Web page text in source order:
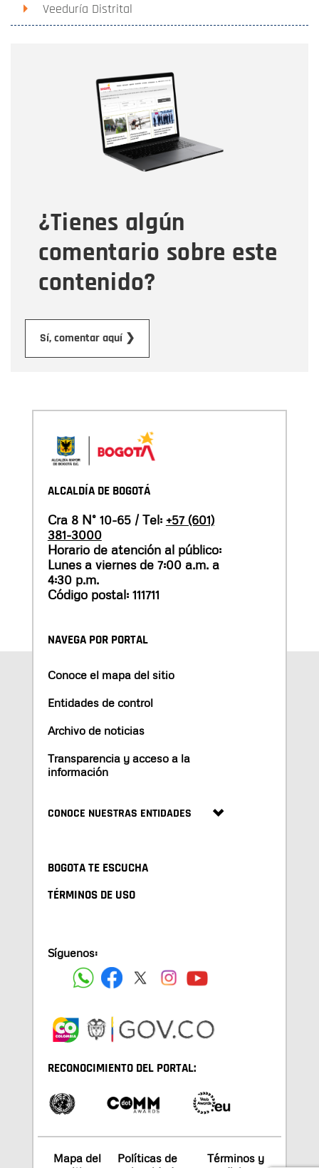
Veeduría Distrital
¿Tienes algún
comentario sobre este
contenido?
Sí, comentar aquí ❯
Correo electrónico
Tipo de comentario
Mensaje
ALCALDÍA DE BOGOTÁ
Cra 8 N° 10-65 / Tel: +57 (601)
381-3000
Horario de atención al público:
Lunes a viernes de 7:00 a.m. a
4:30 p.m.
Código postal: 111711
NAVEGA POR PORTAL
Conoce el mapa del sitio
Entidades de control
Archivo de noticias
Transparencia y acceso a la
información
CONOCE NUESTRAS ENTIDADES
BOGOTA TE ESCUCHA
TÉRMINOS DE USO
Síguenos:
RECONOCIMIENTO DEL PORTAL:
Mapa del
Políticas de
Términos y